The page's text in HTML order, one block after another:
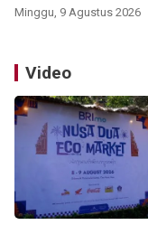
Minggu, 9 Agustus 2026
Video